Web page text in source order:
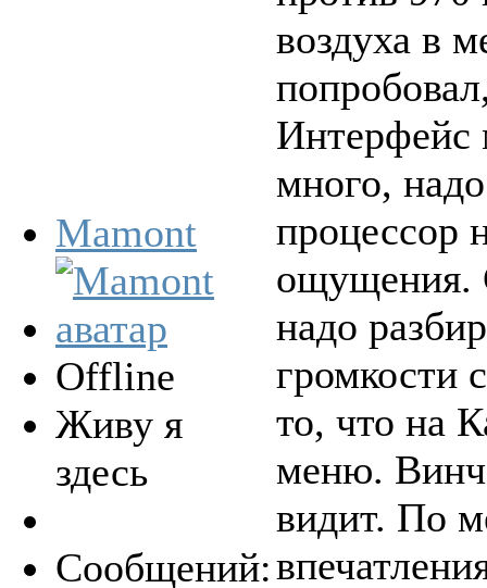
Mamont
Offline
Живу я
здесь
Сообщений:
воздуха в
много,
процессор
ощущения.
надо
громкости
то, что на
меню.
видит. По